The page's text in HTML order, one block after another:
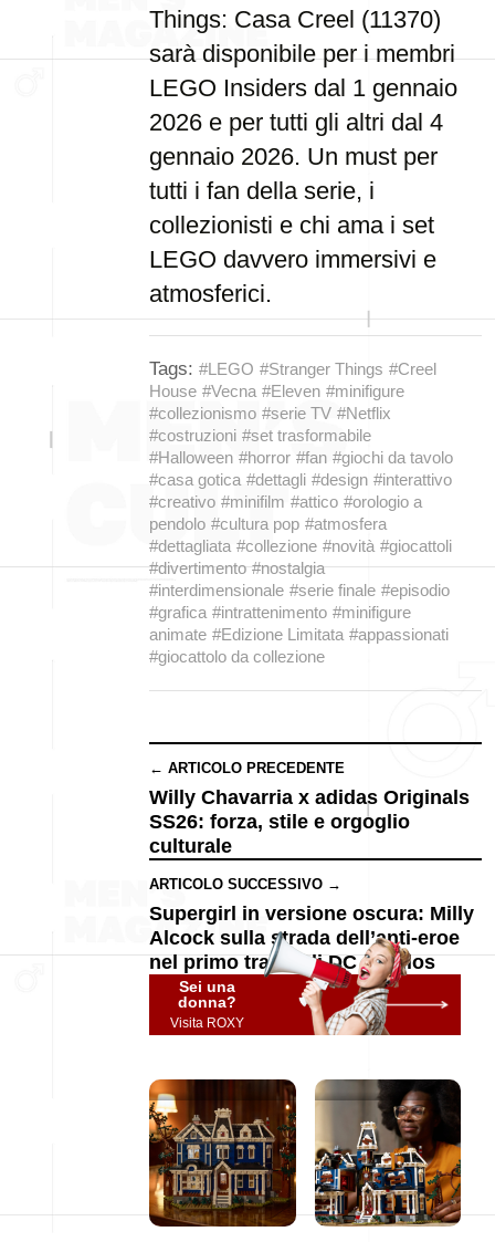
Things: Casa Creel (11370)
sarà disponibile per i membri
LEGO Insiders dal 1 gennaio
2026 e per tutti gli altri dal 4
gennaio 2026. Un must per
tutti i fan della serie, i
collezionisti e chi ama i set
LEGO davvero immersivi e
atmosferici.
Tags: #LEGO #Stranger Things #Creel
House #Vecna #Eleven #minifigure
#collezionismo #serie TV #Netflix
#costruzioni #set trasformabile
#Halloween #horror #fan #giochi da tavolo
#casa gotica #dettagli #design #interattivo
#creativo #minifilm #attico #orologio a
pendolo #cultura pop #atmosfera
#dettagliata #collezione #novità #giocattoli
#divertimento #nostalgia
#interdimensionale #serie finale #episodio
#grafica #intrattenimento #minifigure
animate #Edizione Limitata #appassionati
#giocattolo da collezione
← ARTICOLO PRECEDENTE
Willy Chavarria x adidas Originals
SS26: forza, stile e orgoglio
culturale
ARTICOLO SUCCESSIVO →
Supergirl in versione oscura: Milly
Alcock sulla strada dell’anti-eroe
nel primo trailer di DC Studios
Sei una
donna?
Visita ROXY